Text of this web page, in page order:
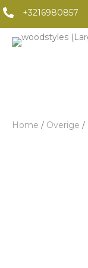
+3216980857
Home / Overige /